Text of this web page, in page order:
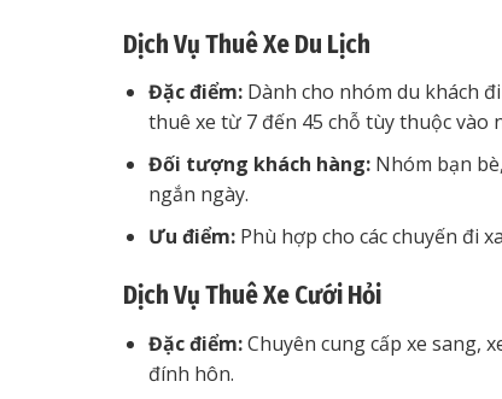
Dịch Vụ Thuê Xe Du Lịch
Đặc điểm:Dành cho nhóm du khách
thuê xe từ 7 đến 45 chỗ tùy thuộc vào
Đối tượng khách hàng:Nhóm bạn
ngắn ngày.
Ưu điểm:Phù hợp cho các chuyến đi
Dịch Vụ Thuê Xe Cưới Hỏi
Đặc điểm:Chuyên cung cấp xe sang,
đính hôn.